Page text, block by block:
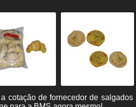
cotação de fornecedor de